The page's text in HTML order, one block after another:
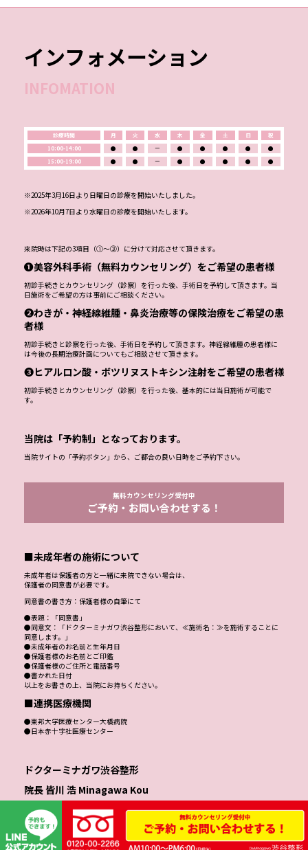
インフォメーション
INFOMATION
診療時間 月 火 水 木 金 土 日
祝
10:00-14:00
● ● ー ● ● ● ●
●
15:00-19:00
● ● ー ● ● ● ● ●
※2025年3月16日より日曜日の診療を開始いたしました。
※2026年10月7日より水曜日の診療を開始いたします。
来院時は下記の3項目（①～③）に分けて対応させて頂きます。
❶美容外科手術（無料カウンセリング）をご希望の患者様
初診手続きとカウンセリング（診察）を行った後、手術日を予約して頂きます。当
日施術をご希望の方は事前にご相談ください。
❷わきが・神経線維腫・鼻炎治療等の保険治療をご希望の患
者様
初診手続きと診察を行った後、手術日を予約して頂きます。神経線維腫の患者様に
は今後の長期治療計画についてもご相談させて頂きます。
❸ヒアルロン酸・ボツリヌストキシン注射をご希望の患者様
初診手続きとカウンセリング（診察）を行った後、基本的には当日施術が可能で
す。
当院は「予約制」となっております。
当院サイトの「予約ボタン」から、ご都合の良い日時をご予約下さい。
無料カウンセリング受付中
ご予約・お問い合わせする！
■未成年者の施術について
未成年者は保護者の方と一緒に来院できない場合は、
保護者の同意書が必要です。
同意書の書き方：保護者様の自筆にて
●表題：「同意書」
●同意文：「ドクターミナガワ渋谷整形において、≪施術名：≫を施術することに
同意します。」
●未成年者のお名前と生年月日
●保護者様のお名前とご印鑑
●保護者様のご住所と電話番号
●書かれた日付
以上をお書きの上、当院にお持ちください。
■連携医療機関
●東邦大学医療センター大橋病院
●日本赤十字社医療センター
ドクターミナガワ渋谷整形
院長 皆川 浩 Minagawa Kou
住所 〒150-0031 東京都渋谷区桜丘町16-15 カーサ渋谷2F
TEL 0120-00-2266（患者様専用ダイヤル）
こちらは患者様専用の回線となっております。営業のお電話は一切お受けできかね
ます。